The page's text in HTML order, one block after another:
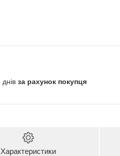
за рахунок покупця
Характеристики